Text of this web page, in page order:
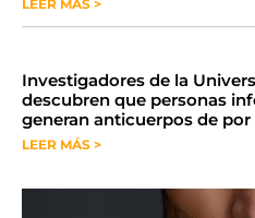
LEER MÁS >
Investigadores de la
descubren que personas
generan anticuerpos de por
LEER MÁS >